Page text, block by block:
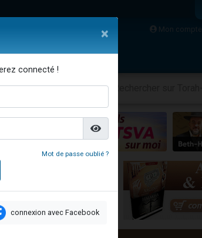
dans un appartement insalubre
Pour les Enfants
Mon compte
Musique Paracha Divertissements
×
connecté !
Mot de passe oublié ?
connexion avec Facebook